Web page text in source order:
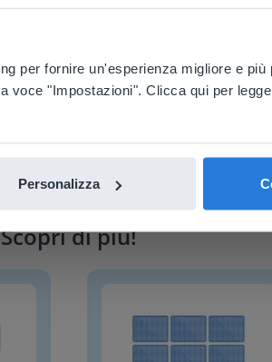
per fornire un'esperienza migliore e più
voce "Impostazioni". Clicca qui per
Personalizza
Scopri di più!
match your location
you might prefer to visit our English
and pricing.
Italiano